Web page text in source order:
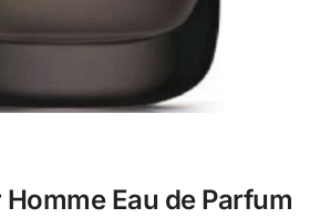
Eau de Parfum